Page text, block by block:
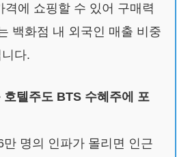
격에 쇼핑할 수 있어 구매력
백화점 내 외국인 매출 비중
다.
텔주도 BTS 수혜주에 포
명의 인파가 몰리면 인근